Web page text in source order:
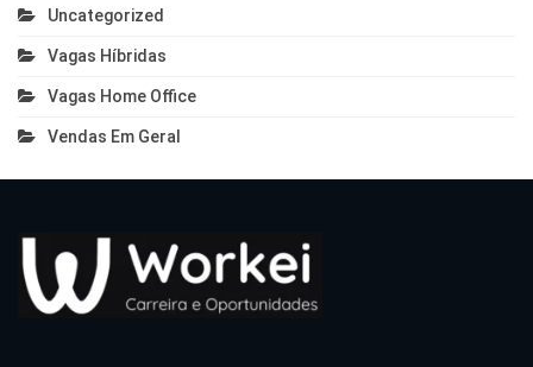
Uncategorized
Vagas Híbridas
Vagas Home Office
Vendas Em Geral